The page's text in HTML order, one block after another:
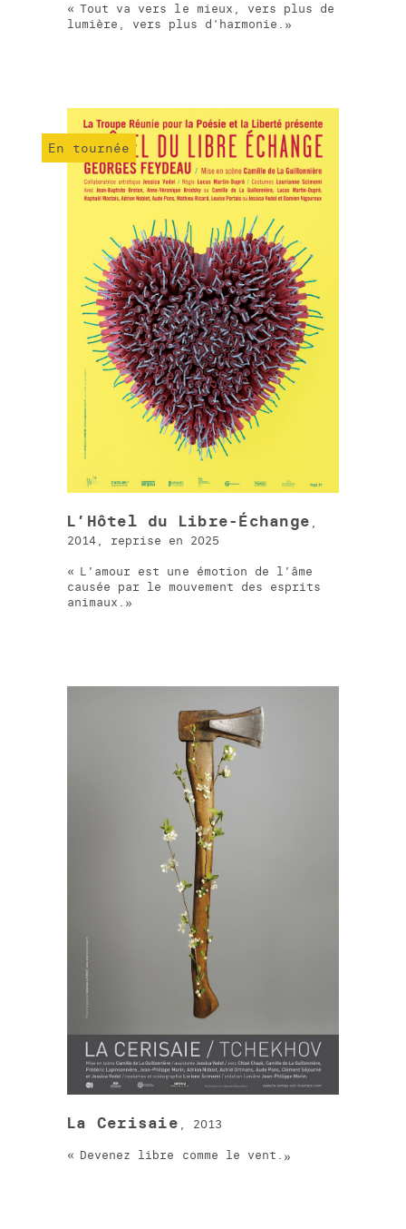
Tout va vers le mieux, vers plus de
lumière, vers plus d'harmonie.
L’Hôtel du Libre-Échange
2014, reprise en 2025
L’amour est une émotion de l’âme
causée par le mouvement des esprits
animaux.
La Cerisaie , 2013
Devenez libre comme le vent.